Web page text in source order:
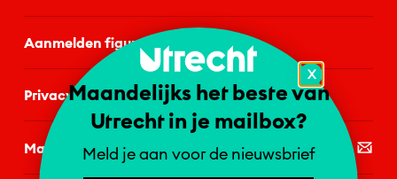
Aanmelden figurant
Privacystatement
Mail de redactie
X
Maandelijks het beste van
Utrecht in je mailbox?
Meld je aan voor de nieuwsbrief